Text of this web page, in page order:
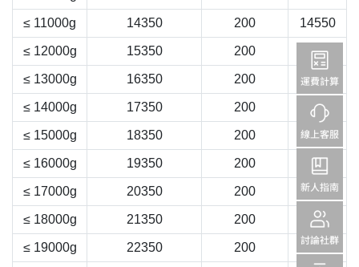
≤ 11000g 14350 200 14550
≤ 12000g 15350 200 15550
≤ 13000g 16350 200 16550
≤ 14000g 17350 200 17550
≤ 15000g 18350 200 18550
≤ 16000g 19350 200 19550
≤ 17000g 20350 200 20550
≤ 18000g 21350 200 21550
≤ 19000g 22350 200 22550